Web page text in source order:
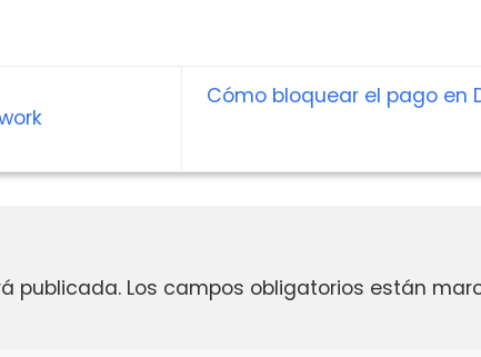
Cómo bloquear el pago en
publicada. Los campos obligatorios están